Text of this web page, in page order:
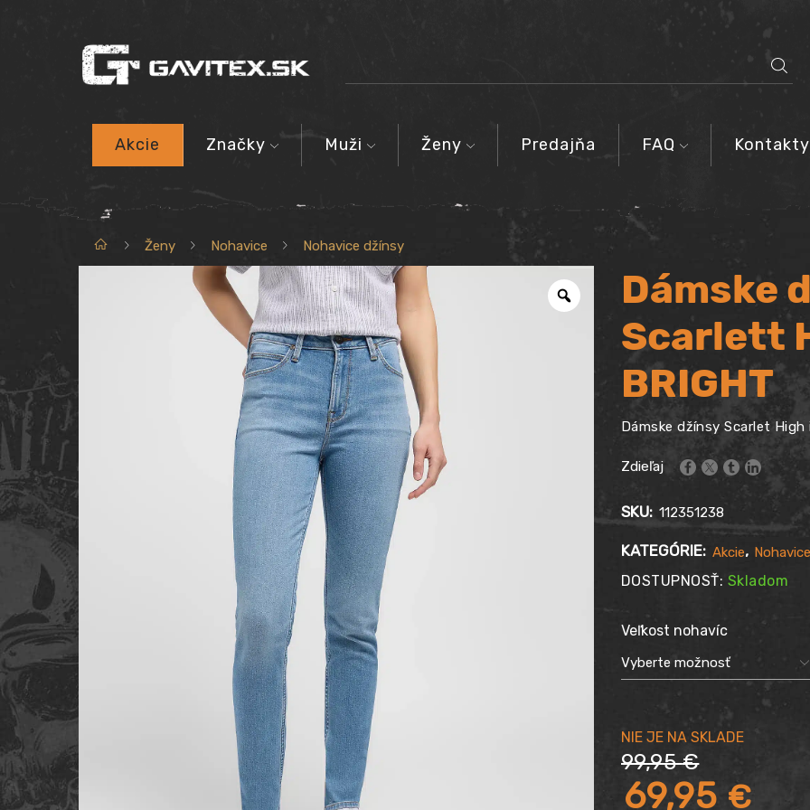
Akcie Značky Muži Ženy Predajňa FAQ Kontakty
Domov Ženy Nohavice Nohavice džínsy
Dámske
Scarlett
BRIGHT
Dámske džínsy Scarlet
Zdieľaj
SKU: 112351238
KATEGÓRIE: Akcie, Nohavice
DOSTUPNOSŤ: Skladom
Veľkost nohavíc
99,95€
Pôvodná
69,95 €